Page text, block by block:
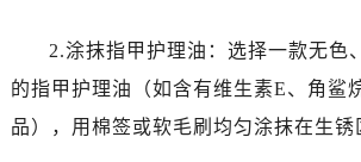
2.涂抹指甲护理油：选择一款无色
的指甲护理油（如含有维生素E、角鲨
品），用棉签或软毛刷均匀涂抹在生锈